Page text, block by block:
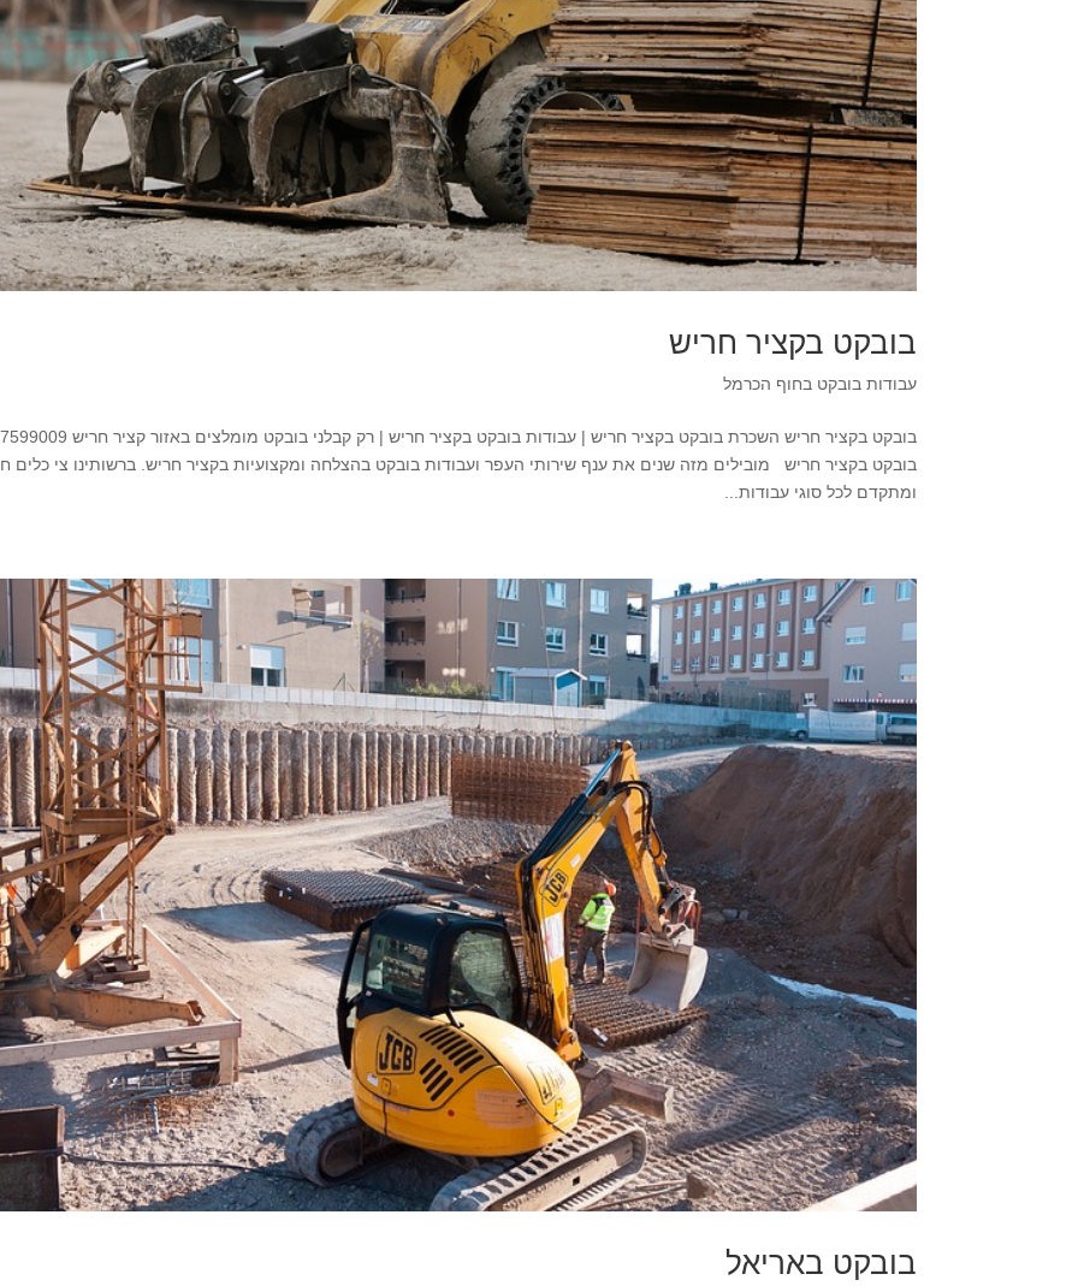
בובקט בקציר חריש
עבודות בובקט בחוף הכרמל
בובקט בקציר חריש השכרת בובקט בקציר חריש | עבודות בובקט בקציר חריש | רק
בובקט בקציר חריש מובילים מזה שנים את ענף שירותי העפר ועבודות בובקט בהצלחה ומקצועיות בקציר חריש. ברשותינו צי כלים
ומתקדם לכל סוגי עבודות...
בובקט באריאל